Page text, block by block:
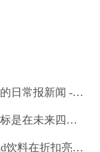
最高经济的日常报新闻 - 2015年7月9日
中心的目标是在未来四个月内创建一个包含8000万农民的数据库
Manpasand饮料在折扣亮相时交易